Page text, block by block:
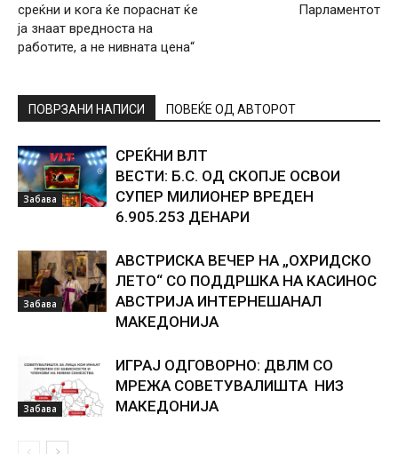
среќни и кога ќе пораснат ќе
ја знаат вредноста на
работите, а не нивната цена“
Парламентот
ПОВРЗАНИ НАПИСИ ПОВЕЌЕ ОД АВТОРОТ
Забава
СРЕЌНИ ВЛТ
ВЕСТИ: Б.С. ОД СКОПЈЕ ОСВОИ
СУПЕР МИЛИОНЕР ВРЕДЕН
6.905.253 ДЕНАРИ
Забава
АВСТРИСКА ВЕЧЕР НА „ОХРИДСКО
ЛЕТО“ СО ПОДДРШКА НА КАСИНОС
АВСТРИЈА ИНТЕРНЕШАНАЛ
МАКЕДОНИЈА
Забава
ИГРАЈ ОДГОВОРНО: ДВЛМ СО
МРЕЖА СОВЕТУВАЛИШТА НИЗ
МАКЕДОНИЈА